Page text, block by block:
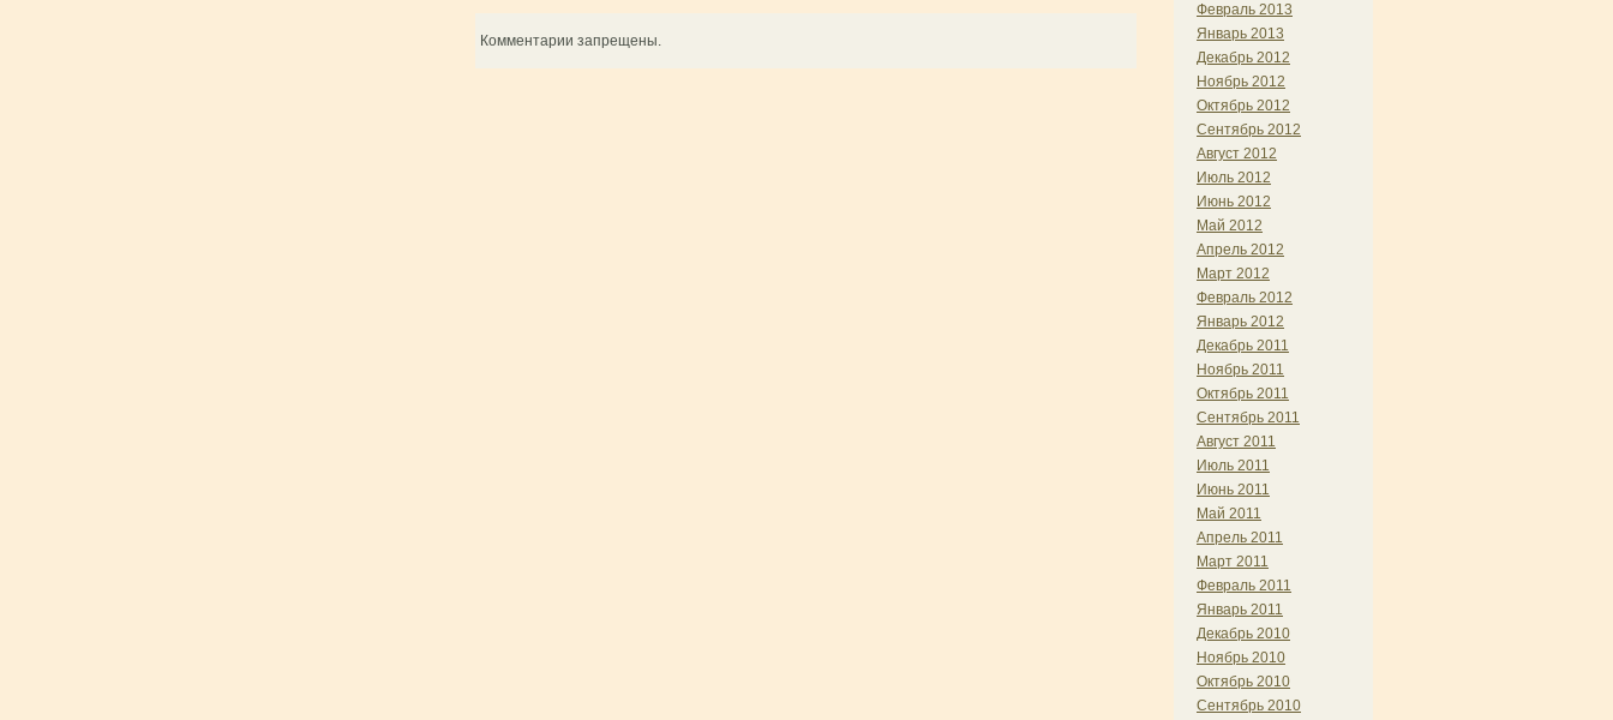
Комментарии запрещены.
Февраль 2013
Январь 2013
Декабрь 2012
Ноябрь 2012
Октябрь 2012
Сентябрь 2012
Август 2012
Июль 2012
Июнь 2012
Май 2012
Апрель 2012
Март 2012
Февраль 2012
Январь 2012
Декабрь 2011
Ноябрь 2011
Октябрь 2011
Сентябрь 2011
Август 2011
Июль 2011
Июнь 2011
Май 2011
Апрель 2011
Март 2011
Февраль 2011
Январь 2011
Декабрь 2010
Ноябрь 2010
Октябрь 2010
Сентябрь 2010